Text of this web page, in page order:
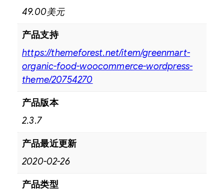
49.00美元
产品支持
https://themeforest.net/item/greenmart-
organic-food-woocommerce-wordpress-
theme/20754270
产品版本
2.3.7
产品最近更新
2020-02-26
产品类型